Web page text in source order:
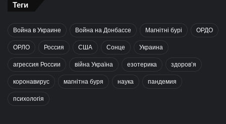
Теги
Война в Украине Война на Донбассе Магнітні бурі ОРДО
ОРЛО Россия США Сонце Украина
агрессия России війна Україна езотерика здоров’я
коронавирус магнітна буря наука пандемия
психологія